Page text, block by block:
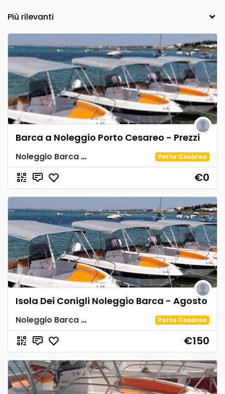
Barca a Noleggio Porto Cesareo - Prezzi
Noleggio Barca Spiaggia Tabù Porto Cesareo
€0
Isola Dei Conigli Noleggio Barca - Agosto
Noleggio Barca Spiaggia Tabù Porto Cesareo
€150